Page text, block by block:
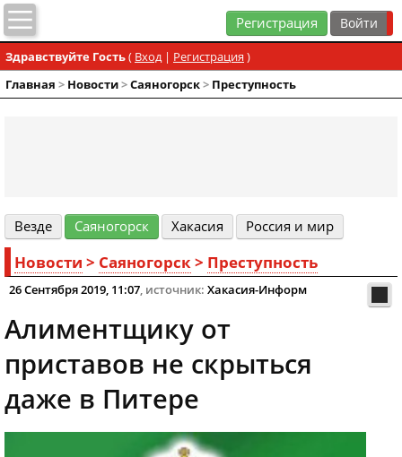
Регистрация
Здравствуйте Гость( Вход| Регистрация )
Главная > Новости>Cаяногорск> Преступность
Везде Cаяногорск Хакасия Россия и мир
Новости > Cаяногорск> Преступность
26 Сентября 2019, 11:07, источник: Хакасия-Информ
Алиментщику от
приставов не скрыться
даже в Питере